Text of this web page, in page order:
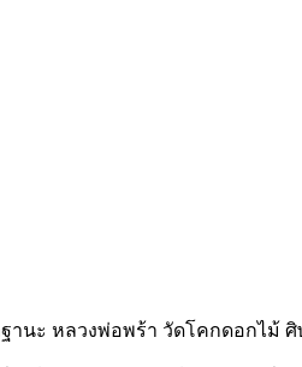
านะ หลวงพ่อพร้า วัดโคกดอกไม้ ศิ